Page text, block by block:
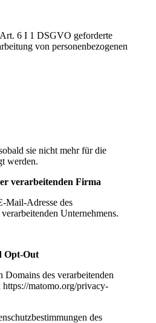
6 I 1 DSGVO geforderte
von personenbezogenen
sie nicht mehr für die
werden.
verarbeitenden Firma
Mail-Adresse des
Unternehmens.
Opt-Out
des verarbeitenden
matomo.org/privacy-
des